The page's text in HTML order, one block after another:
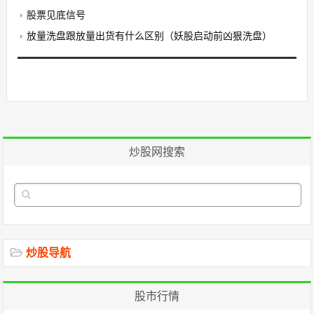
股票见底信号
放量洗盘跟放量出货有什么区别（妖股启动前凶狠洗盘）
炒股网搜索
炒股导航
股市行情